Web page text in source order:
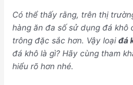
Có thể thấy rằng, trên thị
hàng ăn đa số sử dụng đá khô
trông đặc sắc hơn. Vậy loạiđá
đá khô là gì? Hãy cùng tham
hiểu rõ hơn nhé.